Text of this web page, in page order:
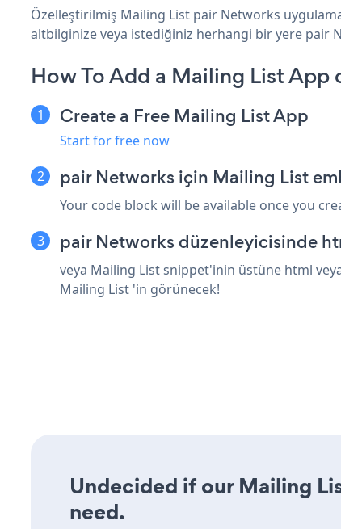
Özelleştirilmiş Mailing List pair Networks
altbilginize veya istediğiniz herhangi bir yere pair
How To Add a Mailing List App
Create a Free Mailing List App
Start for free now
pair Networks için Mailing List
Your code block will be available once you
pair Networks düzenleyicisinde
veya Mailing List snippet'inin üstüne html
Mailing List 'in görünecek!
Undecided if our Mailing
need.